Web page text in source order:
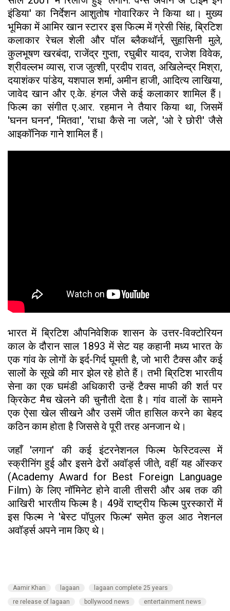
इंडिया' का निर्देशन आशुतोष गोवारिकर ने किया था। मुख्य
भूमिका में आमिर खान स्टारर इस फिल्म में ग्रेसी सिंह, ब्रिटिश
कलाकार रेचल शेली और पॉल ब्लैकथॉर्न, सुहासिनी मुले,
कुलभूषण खरबंदा, राजेंद्र गुप्ता, रघुबीर यादव, राजेश विवेक,
श्रीवल्लभ व्यास, राज जुत्शी, प्रदीप रावत, अखिलेन्द्र मिश्रा,
दयाशंकर पांडेय, यशपाल शर्मा, अमीन हाजी, आदित्य लाखिया,
जावेद खान और ए.के. हंगल जैसे कई कलाकार शामिल हैं।
फिल्म का संगीत ए.आर. रहमान ने तैयार किया था, जिसमें
'घनन घनन', 'मितवा', 'राधा कैसे ना जले', 'ओ रे छोरी' जैसे
आइकॉनिक गाने शामिल हैं।
​भारत में ब्रिटिश औपनिवेशिक शासन के उत्तर-विक्टोरियन
काल के दौरान साल 1893 में सेट यह कहानी मध्य भारत के
एक गांव के लोगों के इर्द-गिर्द घूमती है, जो भारी टैक्स और कई
सालों के सूखे की मार झेल रहे होते हैं। तभी ब्रिटिश भारतीय
सेना का एक घमंडी अधिकारी उन्हें टैक्स माफी की शर्त पर
क्रिकेट मैच खेलने की चुनौती देता है। गांव वालों के सामने
एक ऐसा खेल सीखने और उसमें जीत हासिल करने का बेहद
कठिन काम होता है जिससे वे पूरी तरह अनजान थे।
​जहाँ 'लगान' की कई इंटरनेशनल फिल्म फेस्टिवल्स में
स्क्रीनिंग हुई और इसने ढेरों अवॉर्ड्स जीते, वहीं यह ऑस्कर
(Academy Award for Best Foreign Language
Film) के लिए नॉमिनेट होने वाली तीसरी और अब तक की
आखिरी भारतीय फिल्म है। 49वें राष्ट्रीय फिल्म पुरस्कारों में
इस फिल्म ने 'बेस्ट पॉपुलर फिल्म' समेत कुल आठ नेशनल
अवॉर्ड्स अपने नाम किए थे।
Aamir Khan lagaan
lagaan complete 25 years
re release of lagaan
bollywood news entertainment news